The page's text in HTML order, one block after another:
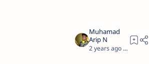
2 years ago 2